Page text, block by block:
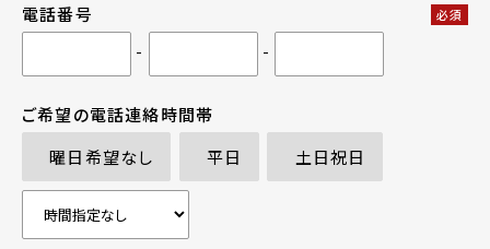
電話番号 必須
- -
ご希望の電話連絡時間帯
曜日希望なし
平日 土日祝日